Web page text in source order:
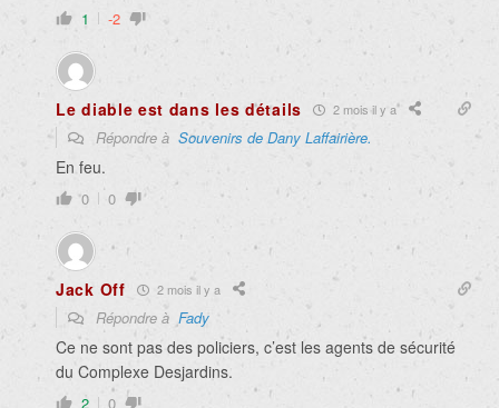
1 -2
Le diable est dans les détails 2 mois il y a
Répondre à Souvenirs de Dany Laffairière.
En feu.
0 0
Jack Off 2 mois il y a
Répondre à Fady
Ce ne sont pas des policiers, c’est les agents de sécurité
du Complexe Desjardins.
2 0